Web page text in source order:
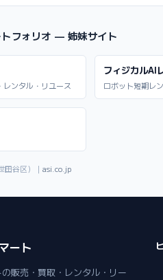
フォリオ — 姉妹サイト
ンタル・リユース
フィジカルAI
ロボット短期レ
谷区）｜ asi.co.jp
ート
販売・買取・レンタル・リー